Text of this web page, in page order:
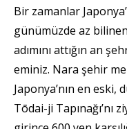
Bir zamanlar
günümüzde az
adımını attığın an
eminiz. Nara şehir
Japonya’nın en eski,
Tōdai-ji Tapınağı’nı